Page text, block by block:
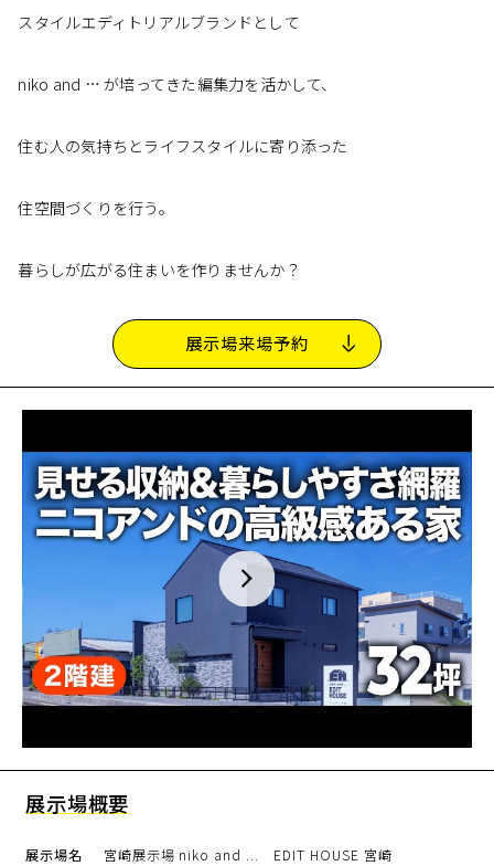
スタイルエディトリアルブランドとして
niko and … が培ってきた編集力を活かして、
住む人の気持ちとライフスタイルに寄り添った
住空間づくりを行う。
暮らしが広がる住まいを作りませんか？
展示場来場予約
展示場概要
展示場名 宮崎展示場 niko and ... EDIT HOUSE 宮崎